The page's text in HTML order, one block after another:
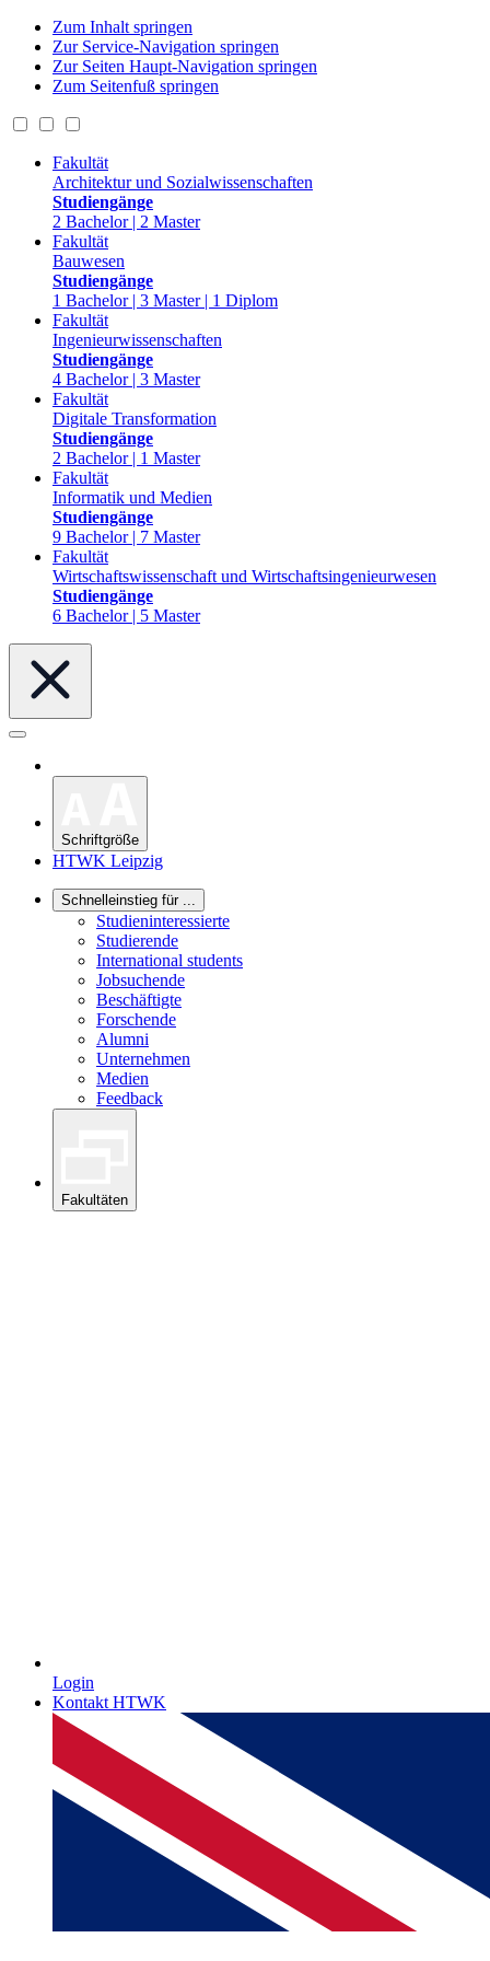
Zum Inhalt springen
Zur Service-Navigation springen
Zur Seiten Haupt-Navigation springen
Zum Seitenfuß springen
Fakultät
Architektur und Sozialwissenschaften
Studiengänge
2 Bachelor | 2 Master
Fakultät
Bauwesen
Studiengänge
1 Bachelor | 3 Master | 1 Diplom
Fakultät
Ingenieurwissenschaften
Studiengänge
4 Bachelor | 3 Master
Fakultät
Digitale Transformation
Studiengänge
2 Bachelor | 1 Master
Fakultät
Informatik und Medien
Studiengänge
9 Bachelor | 7 Master
Fakultät
Wirtschaftswissenschaft und Wirtschaftsingenieurwesen
Studiengänge
6 Bachelor | 5 Master
Schriftgröße
HTWK Leipzig
Schnelleinstieg für ...
Studieninteressierte
Studierende
International students
Jobsuchende
Beschäftigte
Forschende
Alumni
Unternehmen
Medien
Feedback
Fakultäten
Login
Kontakt HTWK